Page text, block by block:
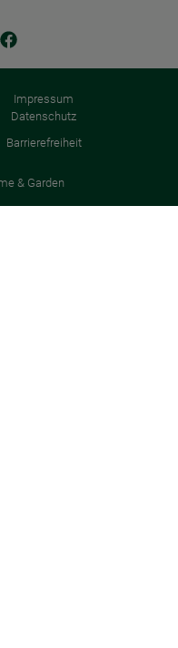
Impressum
Datenschutz
Barrierefreiheit
& Garden